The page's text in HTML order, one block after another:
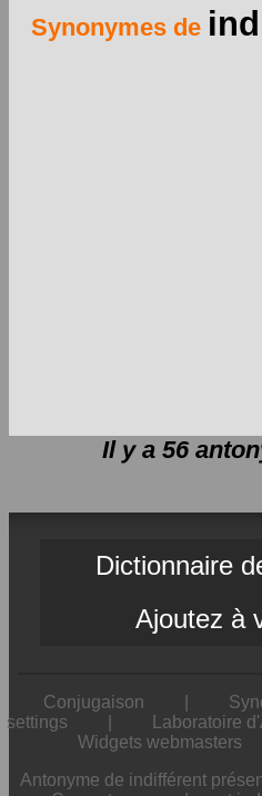
Synonymes de
Il y a 56
Dictionnaire
Ajoutez à
Conjugaison
settings
Laboratoire
Widgets webmasters
Antonyme de indifférent